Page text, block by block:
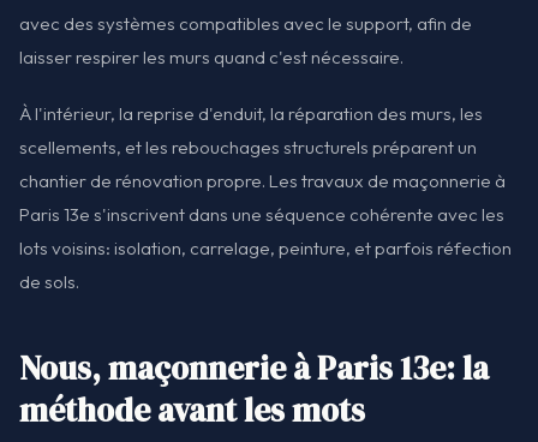
avec des systèmes compatibles avec le support, afin de
laisser respirer les murs quand c'est nécessaire.
À l'intérieur, la reprise d'enduit, la réparation des murs, les
scellements, et les rebouchages structurels préparent un
chantier de rénovation propre. Les travaux de maçonnerie à
Paris 13e s'inscrivent dans une séquence cohérente avec les
lots voisins: isolation, carrelage, peinture, et parfois réfection
de sols.
Nous, maçonnerie à Paris 13e: la
méthode avant les mots